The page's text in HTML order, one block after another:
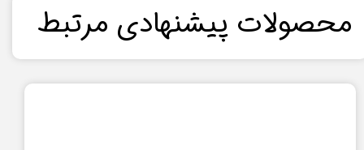
​محصولات پیشنهادی مرتبط​​​​​​​